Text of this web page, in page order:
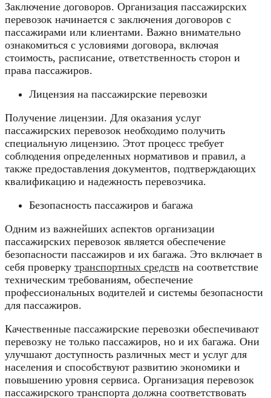
Заключение договоров. Организация пассажирских
перевозок начинается с заключения договоров с
пассажирами или клиентами. Важно внимательно
ознакомиться с условиями договора, включая
стоимость, расписание, ответственность сторон и
права пассажиров.
Лицензия на пассажирские перевозки
Получение лицензии. Для оказания услуг
пассажирских перевозок необходимо получить
специальную лицензию. Этот процесс требует
соблюдения определенных нормативов и правил, а
также предоставления документов, подтверждающих
квалификацию и надежность перевозчика.
Безопасность пассажиров и багажа
Одним из важнейших аспектов организации
пассажирских перевозок является обеспечение
безопасности пассажиров и их багажа. Это включает в
себя проверку транспортных средств на соответствие
техническим требованиям, обеспечение
профессиональных водителей и системы безопасности
для пассажиров.
Качественные пассажирские перевозки обеспечивают
перевозку не только пассажиров, но и их багажа. Они
улучшают доступность различных мест и услуг для
населения и способствуют развитию экономики и
повышению уровня сервиса. Организация перевозок
пассажирского транспорта должна соответствовать